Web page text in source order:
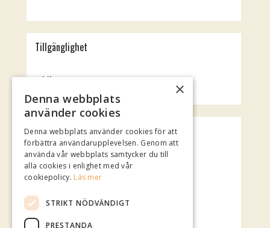
Tillgänglighet
Jubileumsteatern
Spotify Playlist
×
Denna webbplats
använder cookies
Denna webbplats använder cookies för att
förbättra användarupplevelsen. Genom att
använda vår webbplats samtycker du till
alla cookies i enlighet med vår
cookiepolicy. Läs mer
STRIKT NÖDVÄNDIGT
PRESTANDA